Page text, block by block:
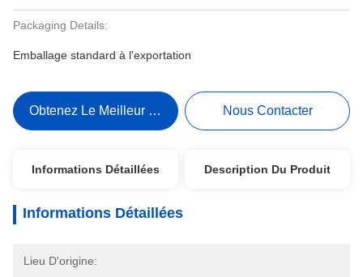
Packaging Details:
Emballage standard à l'exportation
Obtenez Le Meilleur Prix Nous Contacter
Informations Détaillées Description Du Produit
Informations Détaillées
Lieu D'origine: